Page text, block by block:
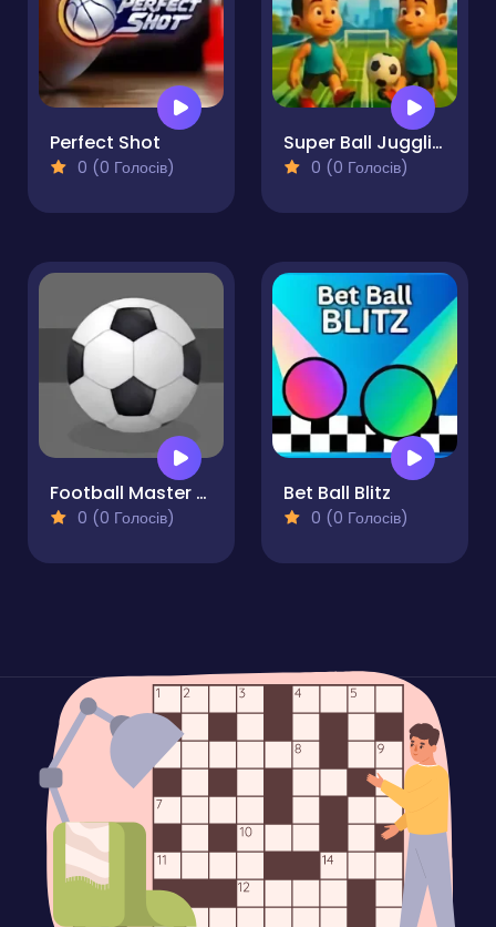
Perfect Shot
0 (0 Голосів)
Super Ball Juggling Remix
0 (0 Голосів)
Football Master Arcade
0 (0 Голосів)
Bet Ball Blitz
0 (0 Голосів)